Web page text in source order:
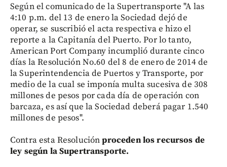
Según el comunicado de la Supertransporte "A las
4:10 p.m. del 13 de enero la Sociedad dejó de
operar, se suscribió el acta respectiva e hizo el
reporte a la Capitanía del Puerto. Por lo tanto,
American Port Company incumplió durante cinco
días la Resolución No.60 del 8 de enero de 2014 de
la Superintendencia de Puertos y Transporte, por
medio de la cual se imponía multa sucesiva de 308
millones de pesos por cada día de operación con
barcaza, es así que la Sociedad deberá pagar 1.540
millones de pesos".
Contra esta Resoluciónproceden los recursos de
ley según la Supertransporte.